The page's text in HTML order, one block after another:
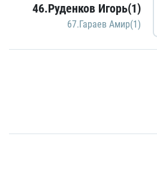
46.Руденков Игорь(1)
67.Гараев Амир(1)